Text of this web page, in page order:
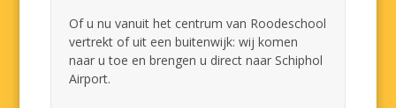
Of u nu vanuit het centrum van Roodeschool
vertrekt of uit een buitenwijk: wij komen
naar u toe en brengen u direct naar Schiphol
Airport.